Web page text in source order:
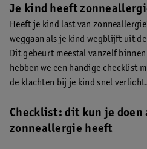
Je kind heeft
Heeft je kind last van
weggaan als je kind wegblijft uit
Dit gebeurt meestal vanzelf
hebben we een handige checklist
de klachten bij je kind snel verlicht.
Checklist: dit kun je doen
zonneallergie heeft